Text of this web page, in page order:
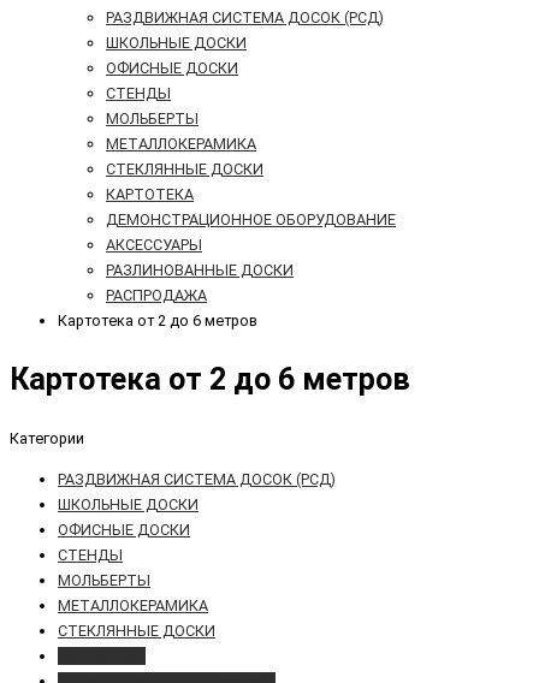
РАЗДВИЖНАЯ СИСТЕМА ДОСОК (РСД)
ШКОЛЬНЫЕ ДОСКИ
ОФИСНЫЕ ДОСКИ
СТЕНДЫ
МОЛЬБЕРТЫ
МЕТАЛЛОКЕРАМИКА
СТЕКЛЯННЫЕ ДОСКИ
КАРТОТЕКА
ДЕМОНСТРАЦИОННОЕ ОБОРУДОВАНИЕ
АКСЕССУАРЫ
РАЗЛИНОВАННЫЕ ДОСКИ
РАСПРОДАЖА
Картотека от 2 до 6 метров
Картотека от 2 до 6 метров
Категории
РАЗДВИЖНАЯ СИСТЕМА ДОСОК (РСД)
ШКОЛЬНЫЕ ДОСКИ
ОФИСНЫЕ ДОСКИ
СТЕНДЫ
МОЛЬБЕРТЫ
МЕТАЛЛОКЕРАМИКА
СТЕКЛЯННЫЕ ДОСКИ